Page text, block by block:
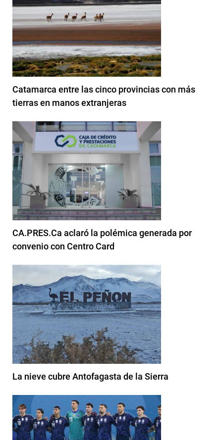
Catamarca entre las cinco provincias con más
tierras en manos extranjeras
CA.PRES.Ca aclaró la polémica generada por
convenio con Centro Card
La nieve cubre Antofagasta de la Sierra